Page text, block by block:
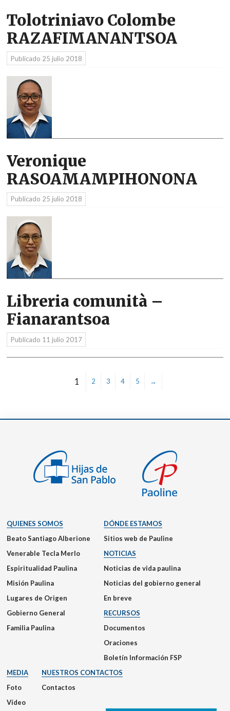
Tolotriniavo Colombe
RAZAFIMANANTSOA
Publicado 25 julio 2018
Veronique
RASOAMAMPIHONONA
Publicado 25 julio 2018
Libreria comunità –
Fianarantsoa
Publicado 11 julio 2017
1 2 3 4 5 →
QUIENES SOMOS
Beato Santiago Alberione
Venerable Tecla Merlo
Espiritualidad Paulina
Misión Paulina
Lugares de Origen
Gobierno General
Familia Paulina
DÓNDE ESTAMOS
Sitios web de Pauline
NOTICIAS
Noticias de vida paulina
Noticias del gobierno general
En breve
RECURSOS
Documentos
Oraciones
Boletín Información FSP
MEDIA
Foto
Vídeo
NUESTROS CONTACTOS
Contactos